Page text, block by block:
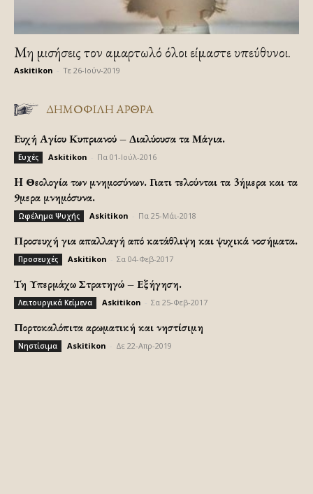
Μη μισήσεις τον αμαρτωλό όλοι είμαστε υπεύθυνοι.
Askitikon Τε 26-Ιούν-2019
ΔΗΜΟΦΙΛΗ ΑΡΘΡΑ
Ευχή Αγίου Κυπριανού – Διαλύουσα τα Μάγια.
Ευχές Askitikon Πα 01-Ιούλ-2016
H Θεολογία των μνημοσύνων. Γιατι τελούνται τα 3ήμερα και τα
9μερα μνημόσυνα.
Ωφέλημα Ψυχής Askitikon Πα 25-Μάι-2018
Προσευχή για απαλλαγή από κατάθλιψη και ψυχικά νοσήματα.
Προσευχές Askitikon Σα 04-Φεβ-2017
Τη Υπερμάχω Στρατηγώ – Εξήγηση.
Λειτουργικά Κείμενα Askitikon Σα 25-Φεβ-2017
Πορτοκαλόπιτα αρωματική και νηστίσιμη
Νηστίσιμα Askitikon Δε 22-Απρ-2019